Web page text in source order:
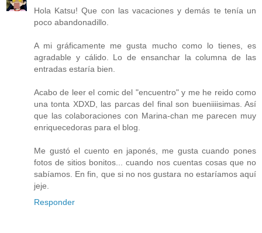
Hola Katsu! Que con las vacaciones y demás te tenía un
poco abandonadillo.
A mi gráficamente me gusta mucho como lo tienes, es
agradable y cálido. Lo de ensanchar la columna de las
entradas estaría bien.
Acabo de leer el comic del "encuentro" y me he reido como
una tonta XDXD, las parcas del final son bueniiiisimas. Así
que las colaboraciones con Marina-chan me parecen muy
enriquecedoras para el blog.
Me gustó el cuento en japonés, me gusta cuando pones
fotos de sitios bonitos... cuando nos cuentas cosas que no
sabíamos. En fin, que si no nos gustara no estaríamos aquí
jeje.
Responder